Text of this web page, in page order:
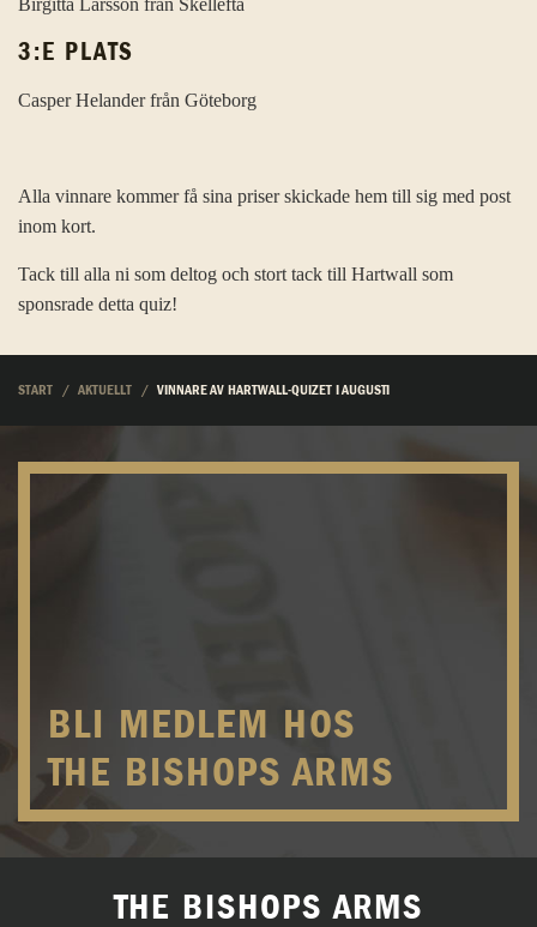
3:E PLATS
Casper Helander från Göteborg
Alla vinnare kommer få sina priser skickade hem till sig med post
inom kort.
Tack till alla ni som deltog och stort tack till Hartwall som
sponsrade detta quiz!
START AKTUELLT VINNARE AV HARTWALL-QUIZET I AUGUSTI
BLI MEDLEM HOS
THE BISHOPS ARMS
THE BISHOPS ARMS